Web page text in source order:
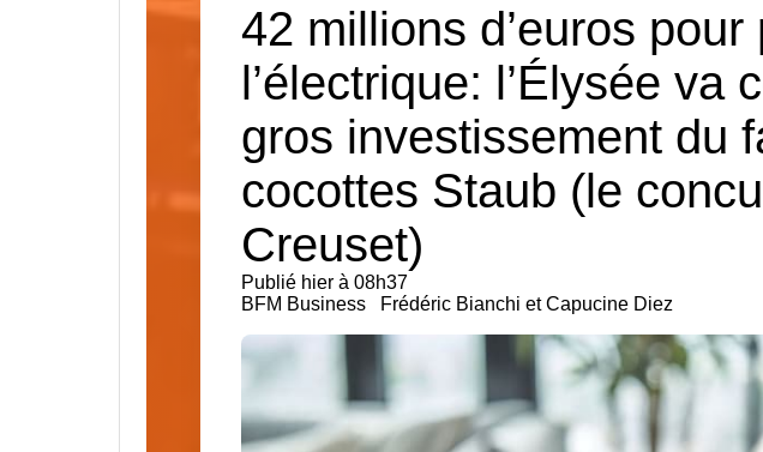
42 millions d’euros
l’électrique: l’Élysée va
gros investissement du
cocottes Staub (le
Creuset)
Publié hier à 08h37
BFM Business
Frédéric Bianchi et Capucine Diez